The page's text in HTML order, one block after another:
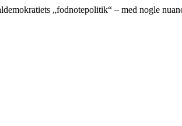
„fodnotepolitik“ – med nogle